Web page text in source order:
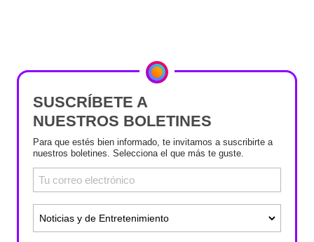
SUSCRÍBETE A
NUESTROS BOLETINES
Para que estés bien informado, te invitamos a suscribirte a
nuestros boletines. Selecciona el que más te guste.